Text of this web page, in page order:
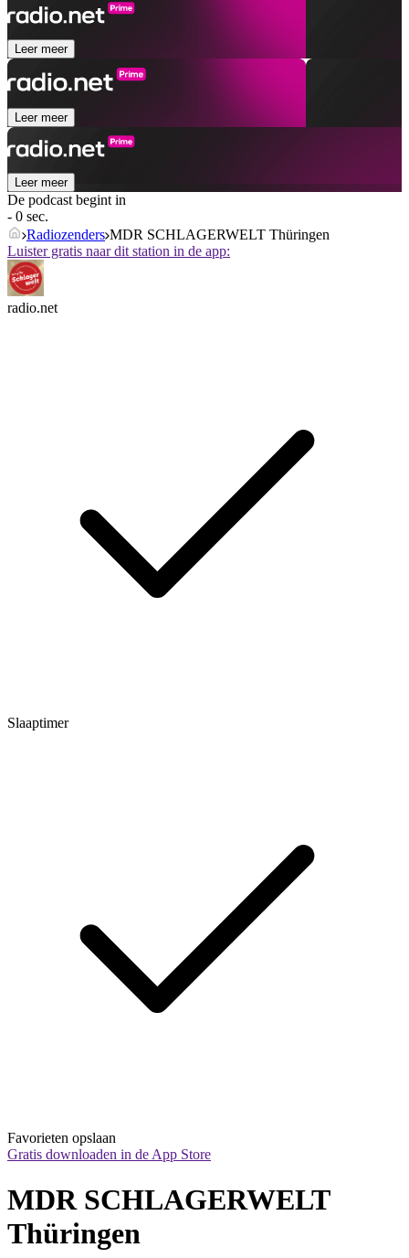
Leer meer
Leer meer
Leer meer
De podcast begint in
- 0 sec.
Radiozenders MDR SCHLAGERWELT Thüringen
Luister gratis naar dit station in de app:
radio.net
Slaaptimer
Favorieten opslaan
Gratis downloaden in de App Store
MDR SCHLAGERWELT
Thüringen